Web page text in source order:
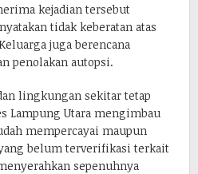
kejadian tersebut
tidak keberatan atas
juga berencana
penolakan autopsi.
lingkungan sekitar tetap
Lampung Utara mengimbau
mempercayai maupun
belum terverifikasi terkait
sepenuhnya